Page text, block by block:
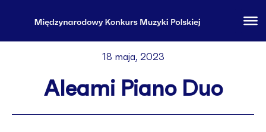
18 maja, 2023
Aleami Piano Duo